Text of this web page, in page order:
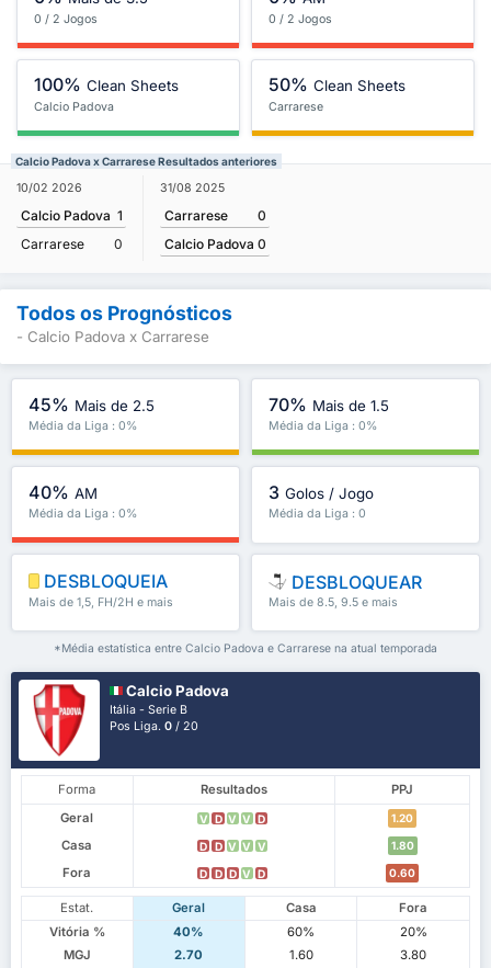
0 / 2 Jogos 0 / 2 Jogos
100% Clean Sheets
Calcio Padova
50% Clean Sheets
Carrarese
Calcio Padova x Carrarese Resultados anteriores
10/02 2026
Calcio Padova 1
Carrarese
0
31/08 2025
Carrarese
0
Calcio Padova 0
Todos os Prognósticos
- Calcio Padova x Carrarese
45% Mais de 2.5
Média da Liga : 0%
70% Mais de 1.5
Média da Liga : 0%
40% AM
Média da Liga : 0%
3 Golos / Jogo
Média da Liga : 0
DESBLOQUEIA
Mais de 1,5, FH/2H e mais
DESBLOQUEAR
Mais de 8.5, 9.5 e mais
*Média estatística entre Calcio Padova e Carrarese na atual temporada
Calcio Padova
Itália - Serie B
Pos Liga.0 / 20
Forma Resultados
PPJ
Geral
V D V V D 1.20
Casa D D V V V 1.80
Fora D D D V D 0.60
Estat. Geral Casa
Fora
Vitória %
40% 60%
20%
MGJ
2.70 1.60
3.80